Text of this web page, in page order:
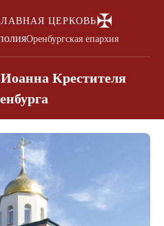
ЦЕРКОВЬ✠
Оренбургская епархия
Крестителя